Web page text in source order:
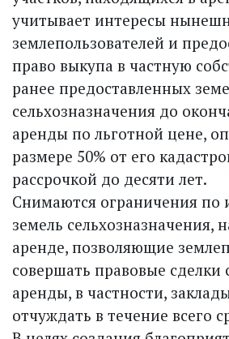
учитывает интересы
землепользователей и
право выкупа в частную
ранее предоставленных
сельхозназначения до
аренды по льготной цене,
размере 50% от его
рассрочкой до десяти лет.
Снимаются ограничения по
земель сельхозназначения,
аренде, позволяющие
совершать правовые сделки
аренды, в частности,
отчуждать в течение всего